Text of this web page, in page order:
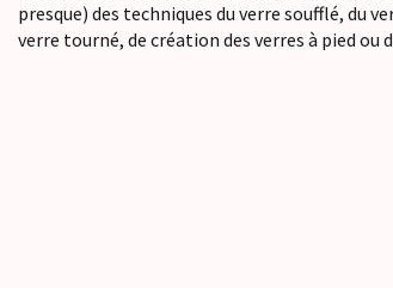
presque) des techniques du verre soufflé, du
verre tourné, de création des verres à pied ou